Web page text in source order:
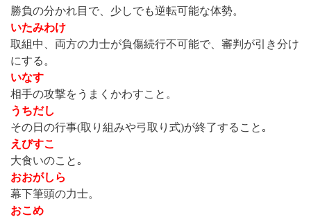
勝負の分かれ目で、少しでも逆転可能な体勢。
いたみわけ
取組中、両方の力士が負傷続行不可能で、審判が引き分け
にする。
いなす
相手の攻撃をうまくかわすこと。
うちだし
その日の行事(取り組みや弓取り式)が終了すること｡
えびすこ
大食いのこと｡
おおがしら
幕下筆頭の力士。
おこめ